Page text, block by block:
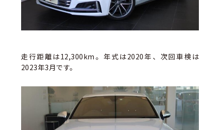
走行距離は12,300km。年式は2020年、次回車検は
2023年3月です。